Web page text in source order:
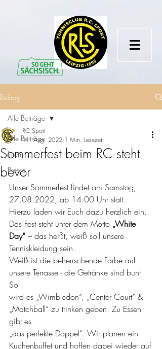
Beitrag
Alle Beiträge
Intern
Presse
Alle Beiträge
Sommerfest beim RC steht
bevor
RC Sport
11. Aug. 2022 1 Min. Lesezeit
Unser Sommerfest findet am Samstag,
27.08.2022, ab 14:00 Uhr statt.
Hierzu laden wir Euch dazu herzlich ein.
Das Fest steht unter dem Motto „White
Day“ – das heißt, weiß soll unsere
Tenniskleidung sein.
Weiß ist die beherrschende Farbe auf
unsere Terrasse - die Getränke sind bunt.
So
wird es „Wimbledon“, „Center Court“ &
„Matchball“ zu trinken geben. Zu Essen
gibt es
„das perfekte Doppel“. Wir planen ein
Kuchenbuffet und hoffen dabei wieder auf